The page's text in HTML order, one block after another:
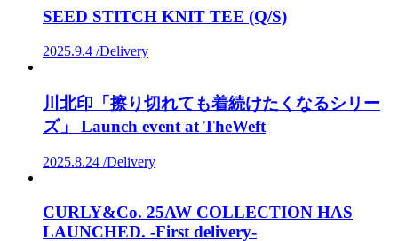
SEED STITCH KNIT TEE (Q/S)
2025.9.4 /Delivery
川北印「擦り切れても着続けたくなるシリー
ズ」 Launch event at TheWeft
2025.8.24 /Delivery
CURLY&Co. 25AW COLLECTION HAS
LAUNCHED. -First delivery-